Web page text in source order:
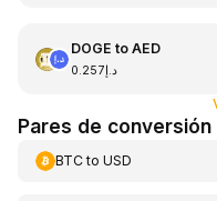
DOGE to AED
د.إ0.257
Pares de
BTCto USD